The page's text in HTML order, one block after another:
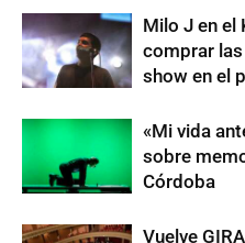
Milo J en el
comprar
show en el
«Mi vida
sobre
Córdoba
Vuelve